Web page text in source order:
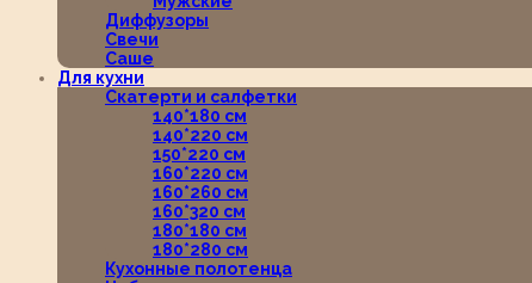
Диффузоры
Свечи
Саше
Для кухни
Скатерти и салфетки
140*180 см
140*220 см
150*220 см
160*220 см
160*260 см
160*320 см
180*180 см
180*280 см
Кухонные полотенца